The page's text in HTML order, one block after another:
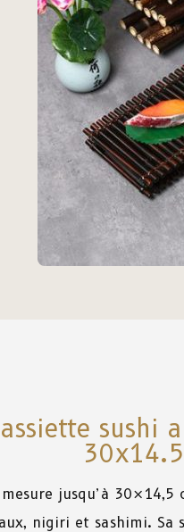
assiette sushi
mesure jusqu’à 30×14,5
nigiri et sashimi. Sa